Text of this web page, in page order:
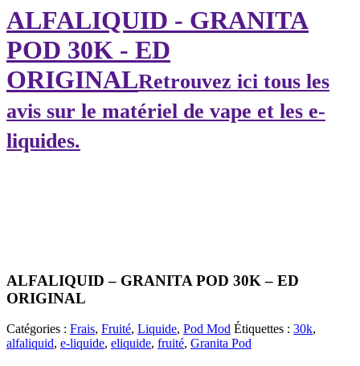
ALFALIQUID - GRANITA
POD 30K - ED
ORIGINALRetrouvez ici tous les
avis sur le matériel de vape et les e-
liquides.
ALFALIQUID – GRANITA POD 30K – ED
ORIGINAL
Catégories : Frais, Fruité, Liquide, Pod Mod Étiquettes : 30k,
alfaliquid, e-liquide, eliquide, fruité, Granita Pod